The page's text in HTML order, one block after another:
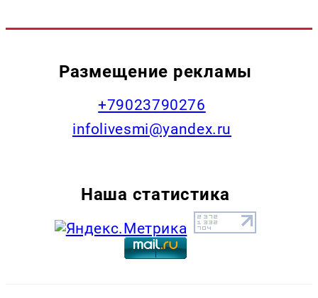
Размещение рекламы
+79023790276
infolivesmi@yandex.ru
Наша статистика